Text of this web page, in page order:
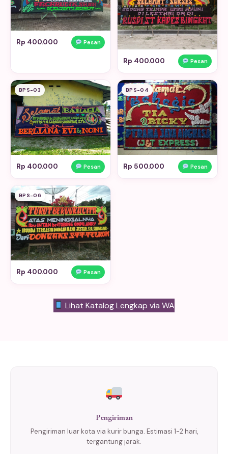
Rp 400.000 Pesan
Rp 400.000 Pesan
BPS-03
Rp 400.000 Pesan
BPS-04
Rp 500.000 Pesan
BPS-06
Rp 400.000 Pesan
Lihat Katalog Lengkap via WA
Pengiriman
Pengiriman luar kota via kurir bunga. Estimasi 1-2 hari,
tergantung jarak.